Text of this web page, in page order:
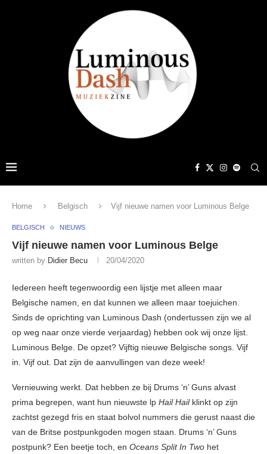
Home Belgisch Vijf nieuwe namen voor Luminous Belge
BELGISCH NIEUWS
Vijf nieuwe namen voor Luminous Belge
written by Didier Becu 20/04/2020
Iedereen heeft tegenwoordig een lijstje met alleen maar
Belgische namen, en dat kunnen we alleen maar toejuichen.
Sinds de oprichting van Luminous Dash (ondertussen zijn we al
op weg naar onze vierde verjaardag) hebben ook wij onze lijst.
Luminous Belge. De opzet? Vijftig nieuwe Belgische songs. Vijf
in. Vijf out. Dat zijn de aanvullingen van deze week!
Vernieuwing werkt. Dat hebben ze bij Drums ‘n’ Guns alvast
prima begrepen, want hun nieuwste lp Hail Hailklinkt op zijn
zachtst gezegd fris en staat bolvol nummers die gerust naast die
van de Britse postpunkgoden mogen staan. Drums ‘n’ Guns
postpunk? Een beetje toch, en Oceans Split In Two het